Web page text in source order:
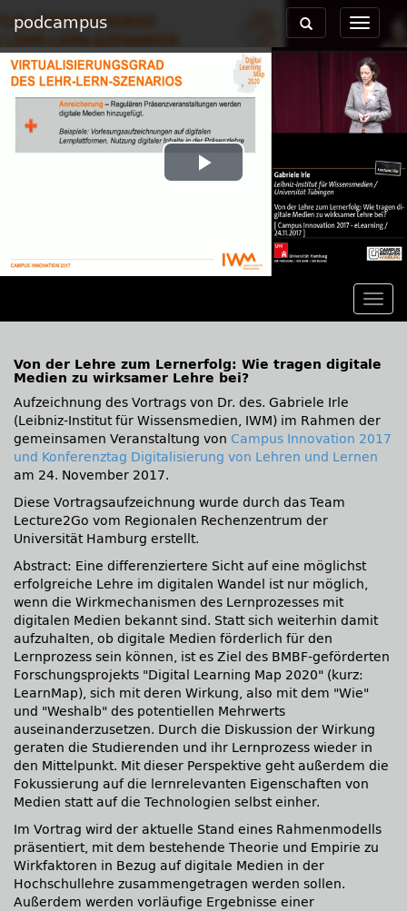
podcampus
Toggle
Toggle
navigation
Play
Von der Lehre zum Lernerfolg: Wie tragen digitale
Medien zu wirksamer Lehre bei?
Aufzeichnung des Vortrags von Dr. des. Gabriele Irle
(Leibniz-Institut für Wissensmedien, IWM) im Rahmen der
gemeinsamen Veranstaltung von Campus Innovation 2017
und Konferenztag Digitalisierung von Lehren und Lernen
am 24. November 2017.
Diese Vortragsaufzeichnung wurde durch das Team
Lecture2Go vom Regionalen Rechenzentrum der
Universität Hamburg erstellt.
Abstract: Eine differenziertere Sicht auf eine möglichst
erfolgreiche Lehre im digitalen Wandel ist nur möglich,
wenn die Wirkmechanismen des Lernprozesses mit
digitalen Medien bekannt sind. Statt sich weiterhin damit
aufzuhalten, ob digitale Medien förderlich für den
Lernprozess sein können, ist es Ziel des BMBF-geförderten
Forschungsprojekts
Digital Learning Map 2020
(kurz:
LearnMap), sich mit deren Wirkung, also mit dem
Wie
und
Weshalb
des potentiellen Mehrwerts
auseinanderzusetzen. Durch die Diskussion der Wirkung
geraten die Studierenden und ihr Lernprozess wieder in
den Mittelpunkt. Mit dieser Perspektive geht außerdem die
Fokussierung auf die lernrelevanten Eigenschaften von
Medien statt auf die Technologien selbst einher.
Im Vortrag wird der aktuelle Stand eines Rahmenmodells
präsentiert, mit dem bestehende Theorie und Empirie zu
Wirkfaktoren in Bezug auf digitale Medien in der
Hochschullehre zusammengetragen werden sollen.
Außerdem werden vorläufige Ergebnisse einer